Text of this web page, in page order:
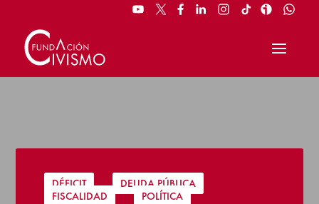
DÉFICIT | DEUDA PÚBLICA
FISCALIDAD
| POLÍTICA